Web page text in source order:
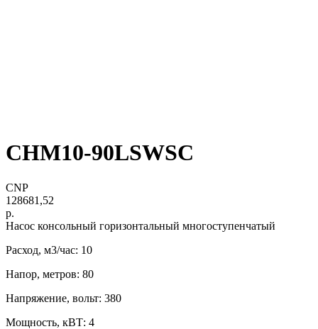
CHM10-90LSWSC
CNP
128681,52
р.
Насос консольный горизонтальный многоступенчатый
Расход, м3/час: 10
Напор, метров: 80
Напряжение, вольт: 380
Мощность, кВТ: 4